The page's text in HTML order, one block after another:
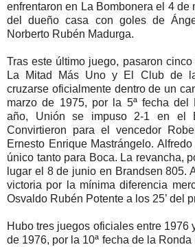
enfrentaron en La Bombonera el 4 de
del dueño casa con goles de
Norberto Rubén Madurga.
Tras este último juego, pasaron
La Mitad Más Uno y El Club de
cruzarse oficialmente dentro de un
marzo de 1975, por la 5ª fecha del
año, Unión se impuso 2-1 en el
Convirtieron para el vencedor
Ernesto Enrique Mastrángelo.
único tanto para Boca. La revancha,
lugar el 8 de junio en Brandsen 805.
victoria por la mínima diferencia
Osvaldo Rubén Potente a los 25’ del
Hubo tres juegos oficiales entre 1976
de 1976, por la 10ª fecha de la